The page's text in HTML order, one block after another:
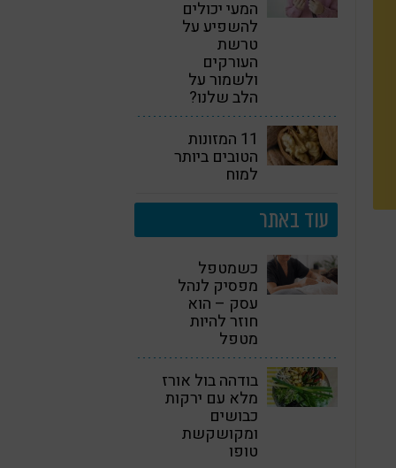
המעי יכולים
להשפיע על
טרשת
העורקים
ולשמור על
הלב שלנו?
11 המזונות
הטובים ביותר
למוח
עוד באתר
כשמטפל
מפסיק לנהל
עסק – הוא
חוזר להיות
מטפל
בודהה בול אורז
מלא עם ירקות
כבושים
ומקושקשת
טופו